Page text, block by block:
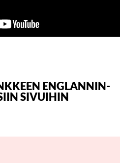
ENGLANNIN­
SIVUIHIN